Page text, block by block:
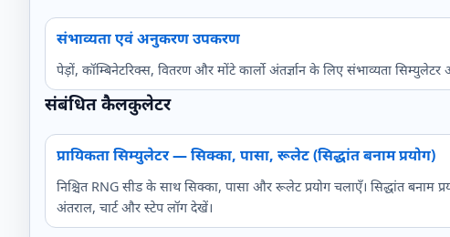
संभाव्यता एवं अनुकरण उपकरण
पेड़ों, कॉम्बिनेटरिक्स, वितरण और मोंटे कार्लो अंतर्ज्ञान के लिए संभाव्यता
संबंधित कैलकुलेटर
प्रायिकता सिम्युलेटर — सिक्का, पासा, रूलेट (सिद्धांत बनाम प्रयोग)
निश्चित RNG सीड के साथ सिक्का, पासा और रूलेट प्रयोग चलाएँ। सिद्धांत बनाम
अंतराल, चार्ट और स्टेप लॉग देखें।